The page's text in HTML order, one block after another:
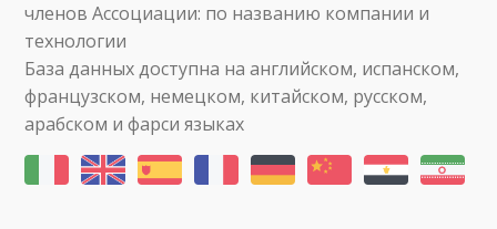
членов Ассоциации: по названию компании и
технологии
База данных доступна на английском, испанском,
французском, немецком, китайском, русском,
арабском и фарси языках